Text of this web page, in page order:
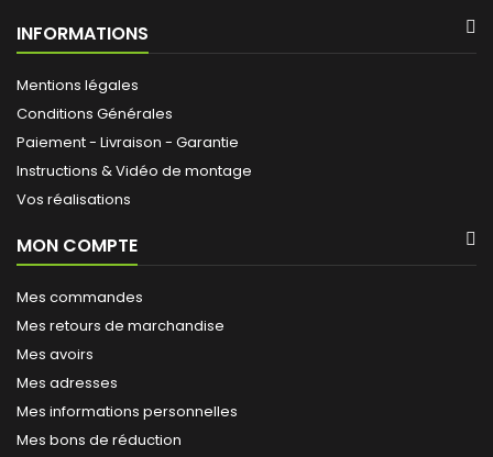
INFORMATIONS
Mentions légales
Conditions Générales
Paiement - Livraison - Garantie
Instructions & Vidéo de montage
Vos réalisations
MON COMPTE
Mes commandes
Mes retours de marchandise
Mes avoirs
Mes adresses
Mes informations personnelles
Mes bons de réduction